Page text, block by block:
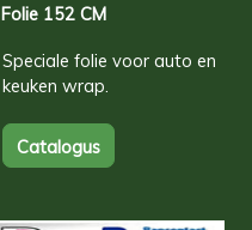
Folie 152 CM
Speciale folie voorauto en
keuken wrap.